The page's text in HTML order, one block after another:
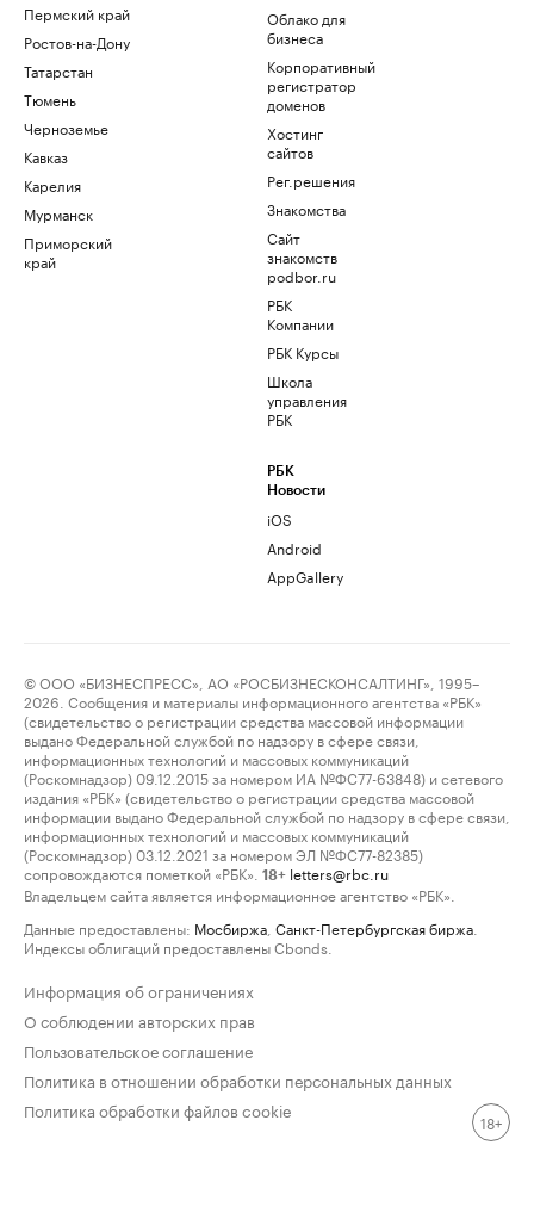
Пермский край
Ростов-на-Дону
Татарстан
Тюмень
Черноземье
Кавказ
Карелия
Мурманск
Приморский
край
Облако для
бизнеса
Корпоративный
регистратор
доменов
Хостинг
сайтов
Рег.решения
Знакомства
Сайт
знакомств
podbor.ru
РБК
Компании
РБК Курсы
Школа
управления
РБК
РБК
Новости
iOS
Android
AppGallery
© ООО «БИЗНЕСПРЕСС», АО «РОСБИЗНЕСКОНСАЛТИНГ», 1995–
2026. Сообщения и материалы информационного агентства «РБК»
(свидетельство о регистрации средства массовой информации
выдано Федеральной службой по надзору в сфере связи,
информационных технологий и массовых коммуникаций
(Роскомнадзор) 09.12.2015 за номером ИА №ФС77-63848) и сетевого
издания «РБК» (свидетельство о регистрации средства массовой
информации выдано Федеральной службой по надзору в сфере связи,
информационных технологий и массовых коммуникаций
(Роскомнадзор) 03.12.2021 за номером ЭЛ №ФС77-82385)
сопровождаются пометкой «РБК».
18+ letters@rbc.ru
Владельцем сайта является информационное агентство «РБК».
Данные предоставлены: Мосбиржа Санкт-Петербургская биржа
Индексы облигаций предоставлены Cbonds.
Информация об ограничениях
О соблюдении авторских прав
Пользовательское соглашение
Политика в отношении обработки персональных данных
Политика обработки файлов cookie
18+